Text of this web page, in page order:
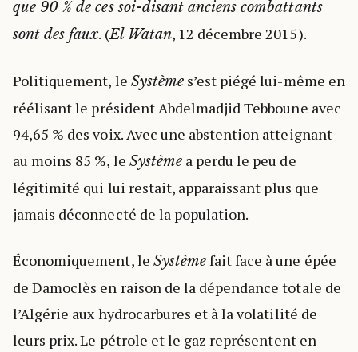
que 90 % de ces soi-disant anciens combattants
sont des faux. (El Watan, 12 décembre 2015).
Politiquement, le Systèmes’est piégé lui-même en
réélisant le président Abdelmadjid Tebboune avec
94,65 % des voix. Avec une abstention atteignant
au moins 85 %, le Systèmea perdu le peu de
légitimité qui lui restait, apparaissant plus que
jamais déconnecté de la population.
Économiquement, le Systèmefait face à une épée
de Damoclès en raison de la dépendance totale de
l’Algérie aux hydrocarbures et à la volatilité de
leurs prix. Le pétrole et le gaz représentent en